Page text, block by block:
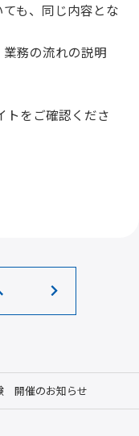
も、同じ内容とな
務の流れの説明
トをご確認くださ
開催のお知らせ